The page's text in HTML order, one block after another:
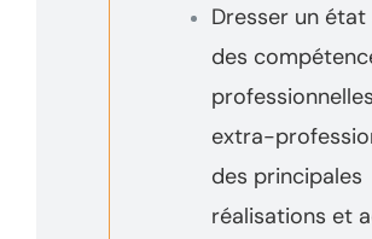
Dresser un état
des
extra-
des principales
réalisations et
Testez votre
Bilan de
Répondez à nos
dessous et… verdict !
Testez votre